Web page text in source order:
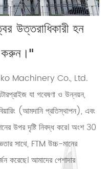
উত্তরাধিকারী হন
করুন।"
Machinery Co., Ltd.
যা গবেষণা ও উন্নয়ন,
(আমদানি প্রতিস্থাপন), এবং
উপর দৃষ্টি নিবদ্ধ করে। অংশ 30
সাথে, FTM উচ্চ-মানের
করেছে। আমাদের পেশাদার